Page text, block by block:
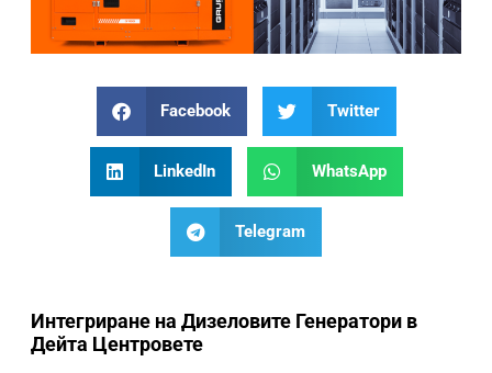
Facebook Twitter
LinkedIn WhatsApp
Telegram
Интегриране на Дизеловите Генератори в
Дейта Центровете